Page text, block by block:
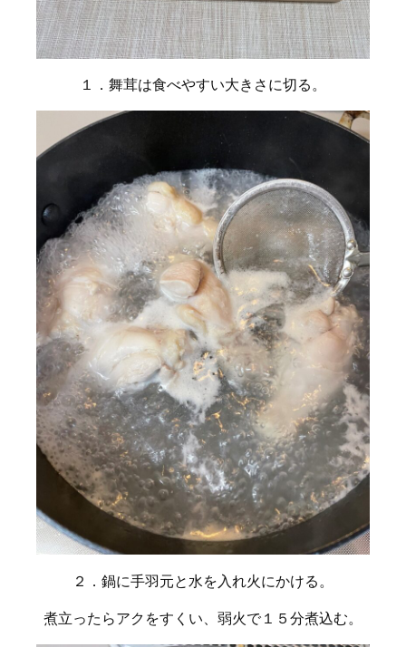
１．舞茸は食べやすい大きさに切る。
２．鍋に手羽元と水を入れ火にかける。
煮立ったらアクをすくい、弱火で１５分煮込む。